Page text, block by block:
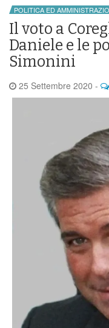
POLITICA ED
Il voto a
Daniele e le
Simonini
25 Settembre 2020 -